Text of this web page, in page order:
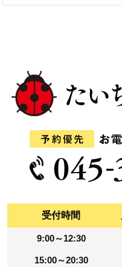
受付時間
9:00～12:30
15:00～20:30